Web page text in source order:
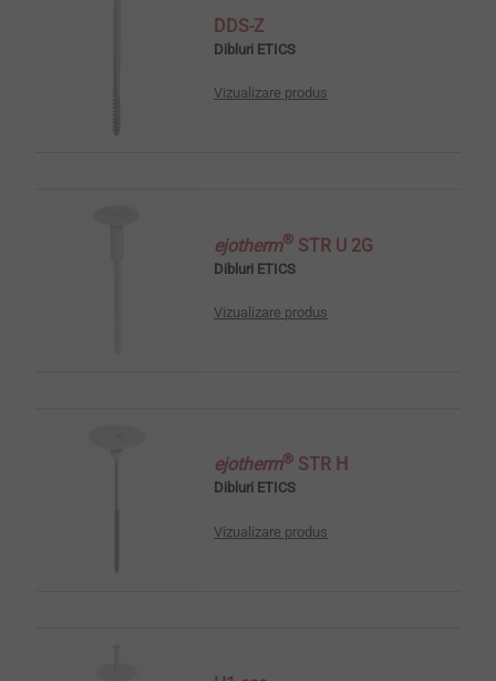
DDS-Z
Dibluri ETICS
Vizualizare produs
ejotherm® STR U 2G
Dibluri ETICS
Vizualizare produs
ejotherm® STR H
Dibluri ETICS
Vizualizare produs